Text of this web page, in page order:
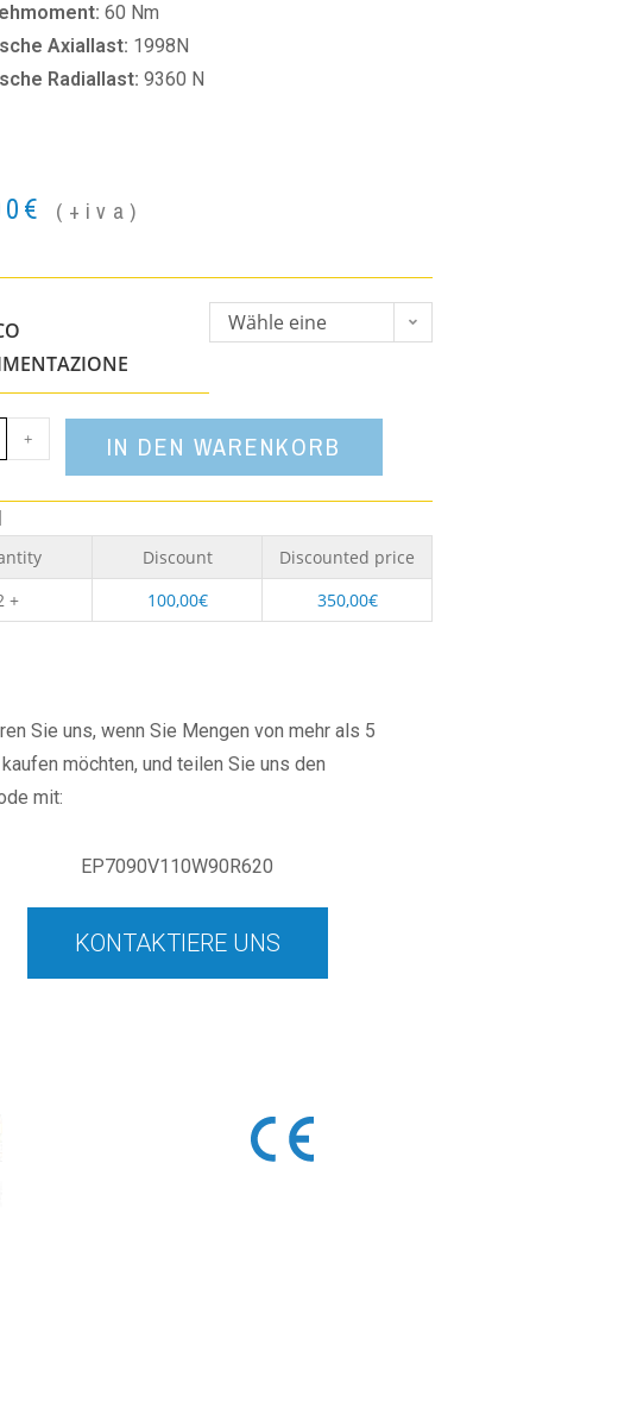
60 Nm
Axiallast: 1998N
Radiallast: 9360 N
€ (+iva)
Wähle eine
+ IN DEN WARENKORB
Discount
Discounted price
+
100,00€ 350,00€
Sie uns, wenn Sie Mengen von mehr als 5
möchten, und teilen Sie uns den
mit:
EP7090V110W90R620
KONTAKTIERE UNS